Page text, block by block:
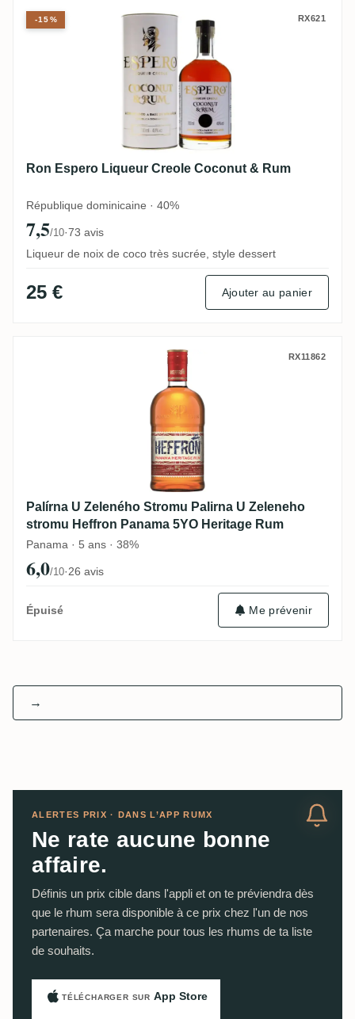
Ron Espero Liqueur Creole Coconut &
RX621
Ron Espero Liqueur Creole Coconut & Rum
République dominicaine · 40%
7,5/10·73 avis
Liqueur de noix de coco très sucrée, style dessert
25 € Ajouter au panier
-15%
Palírna U Zeleného Stromu Palirna U
RX11862
Palírna U Zeleného Stromu Palirna U Zeleneho
stromu Heffron Panama 5YO Heritage Rum
Panama · 5 ans · 38%
6,0/10·26 avis
Épuisé Me prévenir
→
ALERTES PRIX · DANS L’APP RUMX
Ne rate aucune bonne
affaire.
Définis un prix cible dans l'appli et on te préviendra dès
que le rhum sera disponible à ce prix chez l'un de nos
partenaires. Ça marche pour tous les rhums de ta liste
de souhaits.
TÉLÉCHARGER SUR App Store